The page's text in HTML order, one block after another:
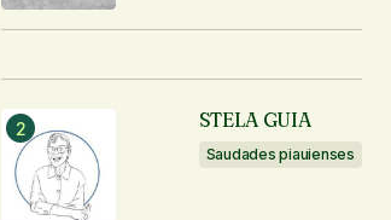
STELA GUIA
Saudades piauienses